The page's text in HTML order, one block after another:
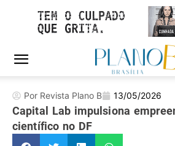
Por Revista Plano B 13/05/2026
Capital Lab impulsiona
científico no DF